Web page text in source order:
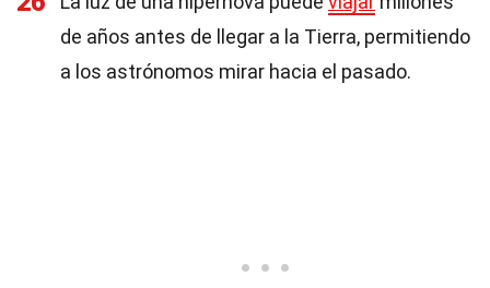
de años antes de llegar a la Tierra, permitiendo
a los astrónomos mirar hacia el pasado.